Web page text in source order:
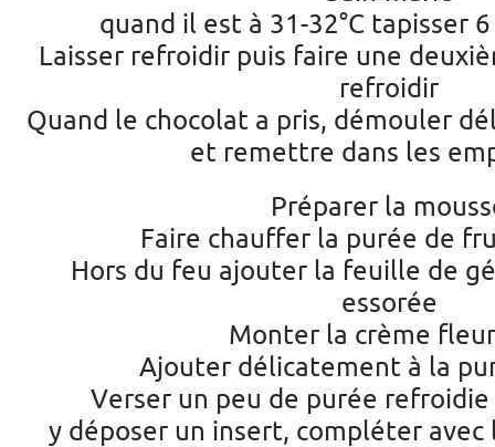
quand il est à 31-32°C tapisser
Laisser refroidir puis faire une
refroidir
Quand le chocolat a pris, démouler
et remettre dans les
Préparer la
Faire chauffer la purée de
Hors du feu ajouter la feuille de
essorée
Monter la crème
Ajouter délicatement à la
Verser un peu de purée refroidie
y déposer un insert, compléter avec